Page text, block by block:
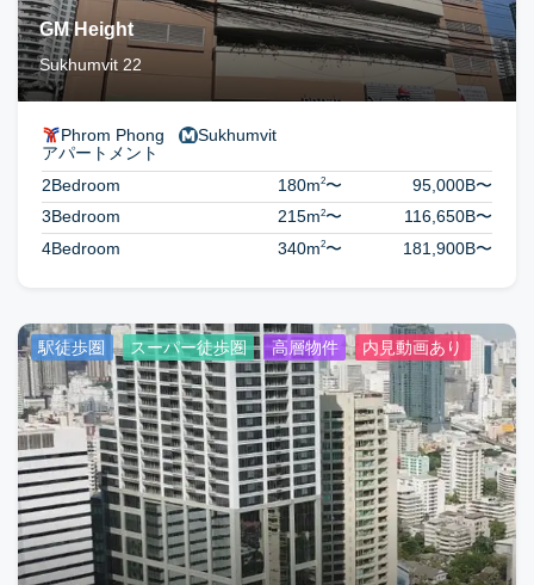
GM Height
Sukhumvit 22
Phrom Phong Sukhumvit
アパートメント
2Bedroom
180m2〜 95,000B〜
3Bedroom
215m2〜 116,650B〜
4Bedroom
340m2〜 181,900B〜
駅徒歩圏 スーパー徒歩圏 高層物件 内見動画あり